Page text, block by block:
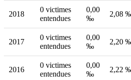
2018
0 victimes
entendues
0,00
‰
2,08
2017
0 victimes
entendues
0,00
‰
2,20
2016
0 victimes
entendues
0,00
‰
2,22